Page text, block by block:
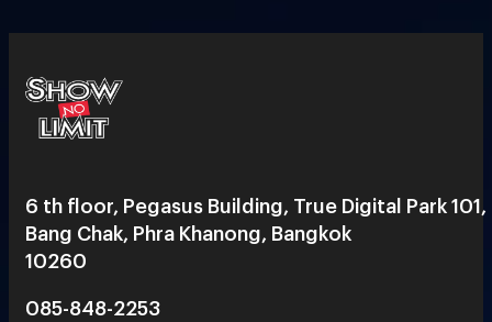
6 th floor, Pegasus Building, True Digital Park 101,
Bang Chak, Phra Khanong, Bangkok
10260
085-848-2253